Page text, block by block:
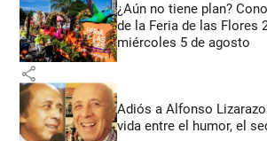
¿Aún no tiene plan?
de la Feria de las Flores
miércoles 5 de agosto
share
Adiós a Alfonso
vida entre el humor, el